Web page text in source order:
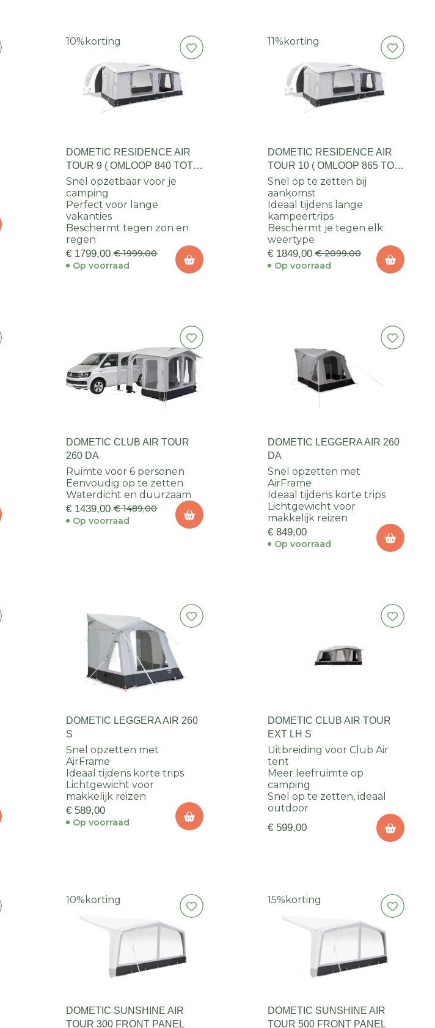
10% korting
DOMETIC RESIDENCE AIR
TOUR 9 ( OMLOOP 840 TOT
865 )
Snel opzetbaar voor je
camping
Perfect voor lange
vakanties
Beschermt tegen zon en
regen
€ 1799,00 € 1999,00
Op voorraad
11% korting
DOMETIC RESIDENCE AIR
TOUR 10 ( OMLOOP 865 TOT
890 )
Snel op te zetten bij
aankomst
Ideaal tijdens lange
kampeertrips
Beschermt je tegen elk
weertype
€ 1849,00 € 2099,00
Op voorraad
DOMETIC CLUB AIR TOUR
260 DA
Ruimte voor 6 personen
Eenvoudig op te zetten
Waterdicht en duurzaam
€ 1439,00 € 1489,00
Op voorraad
DOMETIC LEGGERA AIR 260
DA
Snel opzetten met
AirFrame
Ideaal tijdens korte trips
Lichtgewicht voor
makkelijk reizen
€ 849,00
Op voorraad
DOMETIC LEGGERA AIR 260
S
Snel opzetten met
AirFrame
Ideaal tijdens korte trips
Lichtgewicht voor
makkelijk reizen
€ 589,00
Op voorraad
DOMETIC CLUB AIR TOUR
EXT LH S
Uitbreiding voor Club Air
tent
Meer leefruimte op
camping
Snel op te zetten, ideaal
outdoor
€ 599,00
10% korting
DOMETIC SUNSHINE AIR
TOUR 300 FRONT PANEL
15% korting
DOMETIC SUNSHINE AIR
TOUR 500 FRONT PANEL